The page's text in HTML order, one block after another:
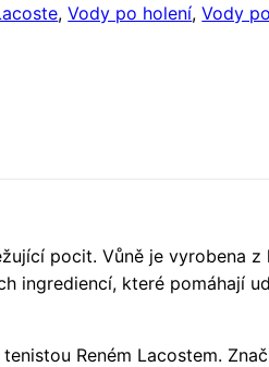
,Vody po holení,Vody
pocit. Vůně je vyrobena z
ingrediencí, které pomáhají
Reném Lacostem.